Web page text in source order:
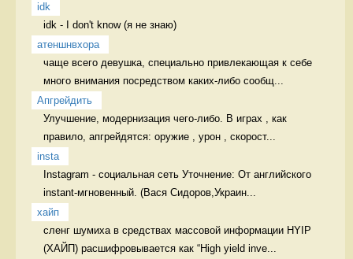
idk
idk - I don't know (я не знаю)
атеншнвхора
чаще всего девушка, специально привлекающая к себе
много внимания посредством каких-либо сообщ...
Апгрейдить
Улучшение, модернизация чего-либо. В играх , как
правило, апгрейдятся: оружие , урон , скорост...
insta
Instagram - социальная сеть Уточнение: От английского
instant-мгновенный. (Вася Сидоров,Украин...
хайп
сленг шумиха в средствах массовой информации HYIP
(ХАЙП) расшифровывается как “High yield inve...